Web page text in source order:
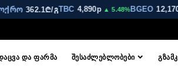
362.1₾/გTBC4,890p▲ 5.48%BGEO12,170p
ᲓᲐ ᲤᲐᲠᲛᲐ ᲨᲔᲡᲐᲫᲚᲔᲑᲚᲝᲑᲔᲑᲘ